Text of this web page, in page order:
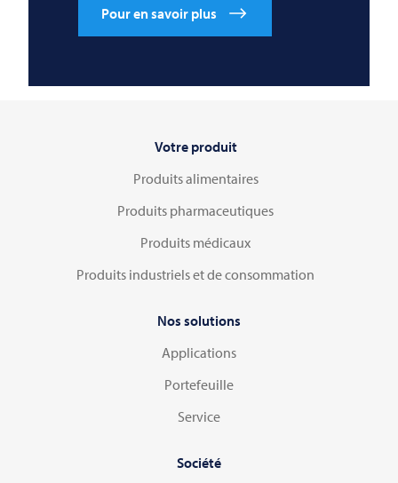
Pour en savoir plus
Votre produit
Produits alimentaires
Produits pharmaceutiques
Produits médicaux
Produits industriels et de consommation
Nos solutions
Applications
Portefeuille
Service
Société